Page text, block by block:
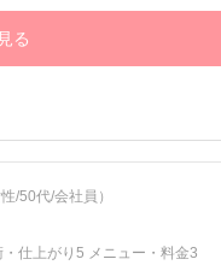
る
性/50代/会社員）
仕上がり5 メニュー・料金3